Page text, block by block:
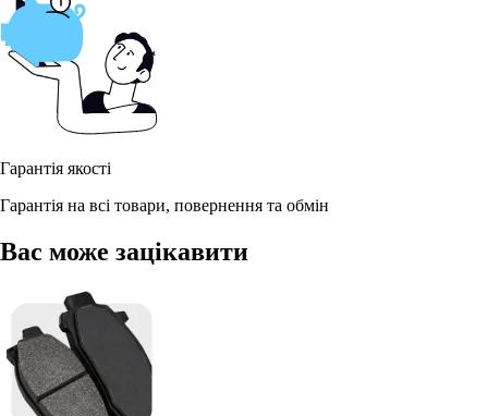
Гарантія якості
Гарантія на всі товари, повернення та обмін
Вас може зацікавити